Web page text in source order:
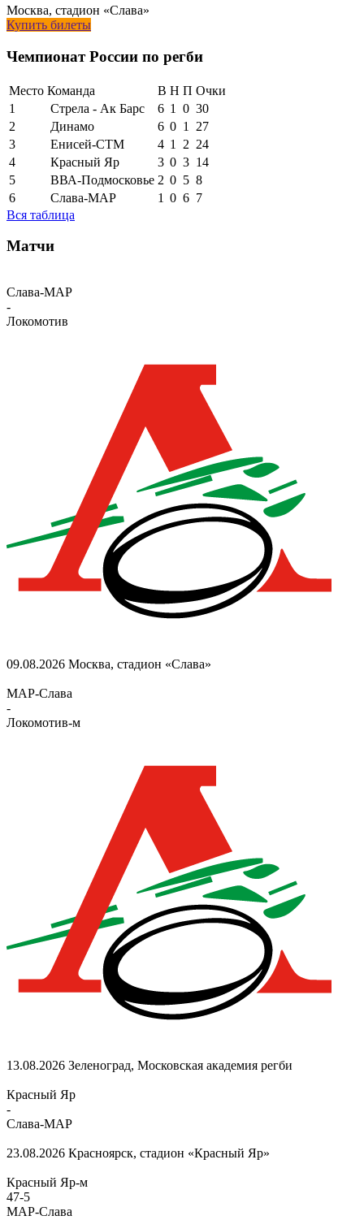
Москва, стадион «Слава»
Купить билеты
Чемпионат России по регби
Место Команда В Н П Очки
1
Стрела - Ак Барс 6 1 0 30
2
Динамо 6 0 1
27
3
Енисей-СТМ 4 1 2 24
4
Красный Яр 3 0 3 14
5
ВВА-Подмосковье 2 0 5 8
6
Слава-МАР 1 0 6 7
Вся таблица
Матчи
Слава-МАР
-
Локомотив
09.08.2026 Москва, стадион «Слава»
МАР-Слава
-
Локомотив-м
13.08.2026 Зеленоград, Московская академия регби
Красный Яр
-
Слава-МАР
23.08.2026 Красноярск, стадион «Красный Яр»
Красный Яр-м
47-5
МАР-Слава